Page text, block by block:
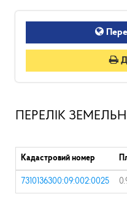
ПЕРЕЛІК
Кадастровий номер
7310136300:09:002:0025